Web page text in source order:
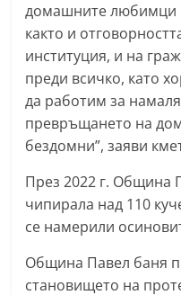
a
z
a
n
a
-
b
.
i
домашните любимци
както и
институция, и на
преди всичко, като
да работим за
превръщането на
бездомни”, заяви
През 2022 г. Община
чипирала над 110
се намерили
Община Павел баня
становището на